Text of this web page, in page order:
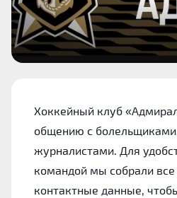
Хоккейный клуб
общению с
журналистами. Для
командой мы собрали
контактные данные,